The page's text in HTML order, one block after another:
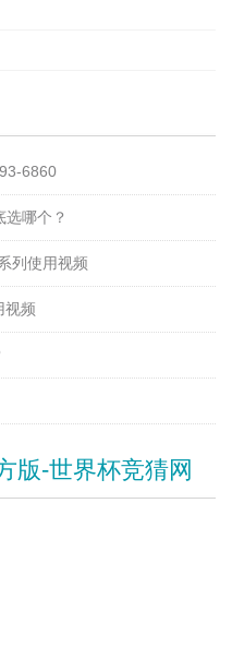
6860
哪个？
列使用视频
视频
版-世界杯竞猜网